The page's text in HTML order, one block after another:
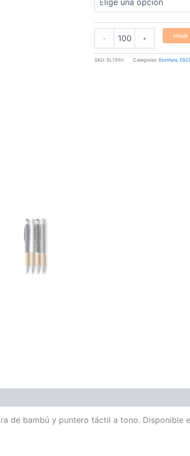
- +
SKU: BL7990 Categorías: Escritura,
de bambú y puntero táctil a tono. Disponible